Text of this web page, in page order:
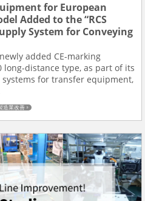
for European
Added to the “RCS
System for Conveying
added CE-marking
long-distance type, as part of its
systems for transfer equipment,
造業改善